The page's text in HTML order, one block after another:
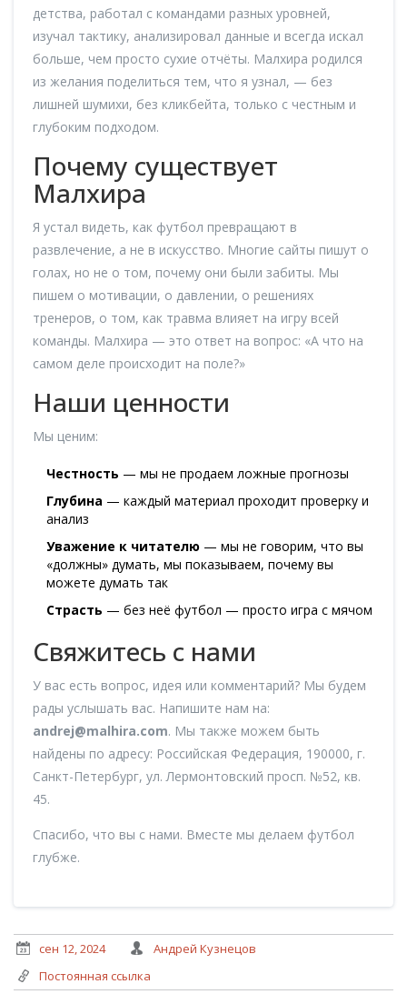
детства, работал с командами разных уровней,
изучал тактику, анализировал данные и всегда искал
больше, чем просто сухие отчёты. Малхира родился
из желания поделиться тем, что я узнал, — без
лишней шумихи, без кликбейта, только с честным и
глубоким подходом.
Почему существует
Малхира
Я устал видеть, как футбол превращают в
развлечение, а не в искусство. Многие сайты пишут о
голах, но не о том, почему они были забиты. Мы
пишем о мотивации, о давлении, о решениях
тренеров, о том, как травма влияет на игру всей
команды. Малхира — это ответ на вопрос: «А что на
самом деле происходит на поле?»
Наши ценности
Мы ценим:
Честность — мы не продаем ложные прогнозы
Глубина — каждый материал проходит проверку и
анализ
Уважение к читателю — мы не говорим, что вы
«должны» думать, мы показываем, почему вы
можете думать так
Страсть — без неё футбол — просто игра с мячом
Свяжитесь с нами
У вас есть вопрос, идея или комментарий? Мы будем
рады услышать вас. Напишите нам на:
andrej@malhira.com. Мы также можем быть
найдены по адресу: Российская Федерация, 190000, г.
Санкт-Петербург, ул. Лермонтовский просп. №52, кв.
45.
Спасибо, что вы с нами. Вместе мы делаем футбол
глубже.
сен 12, 2024
Андрей Кузнецов
Постоянная ссылка